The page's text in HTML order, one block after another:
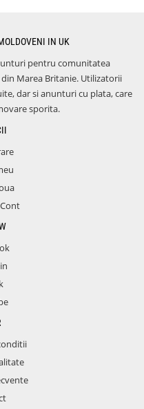
IN UK
pentru comunitatea
Marea Britanie. Utilizatorii
dar si anunturi cu plata, care
sporita.